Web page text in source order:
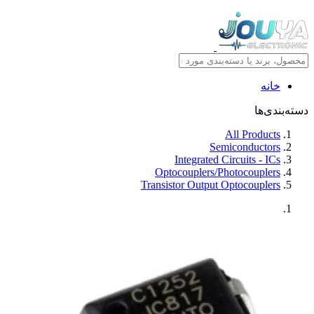
خانه
دسته‌بندی‌ها
All Products
Semiconductors
Integrated Circuits - ICs
Optocouplers/Photocouplers
Transistor Output Optocouplers